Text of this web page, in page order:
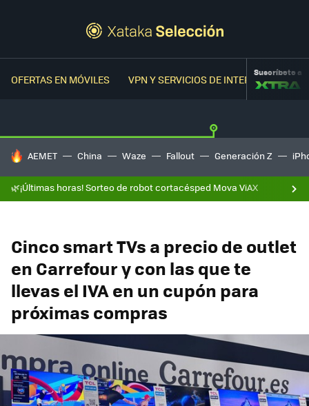
OFERTAS EN MÓVILES VPN Y SERVICIOS DE INTERNETSuscríbete a
HOY SE HABLA DE
AEMET China Waze Fallout Generación Z
🌿¡Últimas horas! Sorteo de robot cortacésped Mova ViAX
Cinco smart TVs a precio de outlet
en Carrefour y con las que te
llevas el IVA en un cupón para
próximas compras